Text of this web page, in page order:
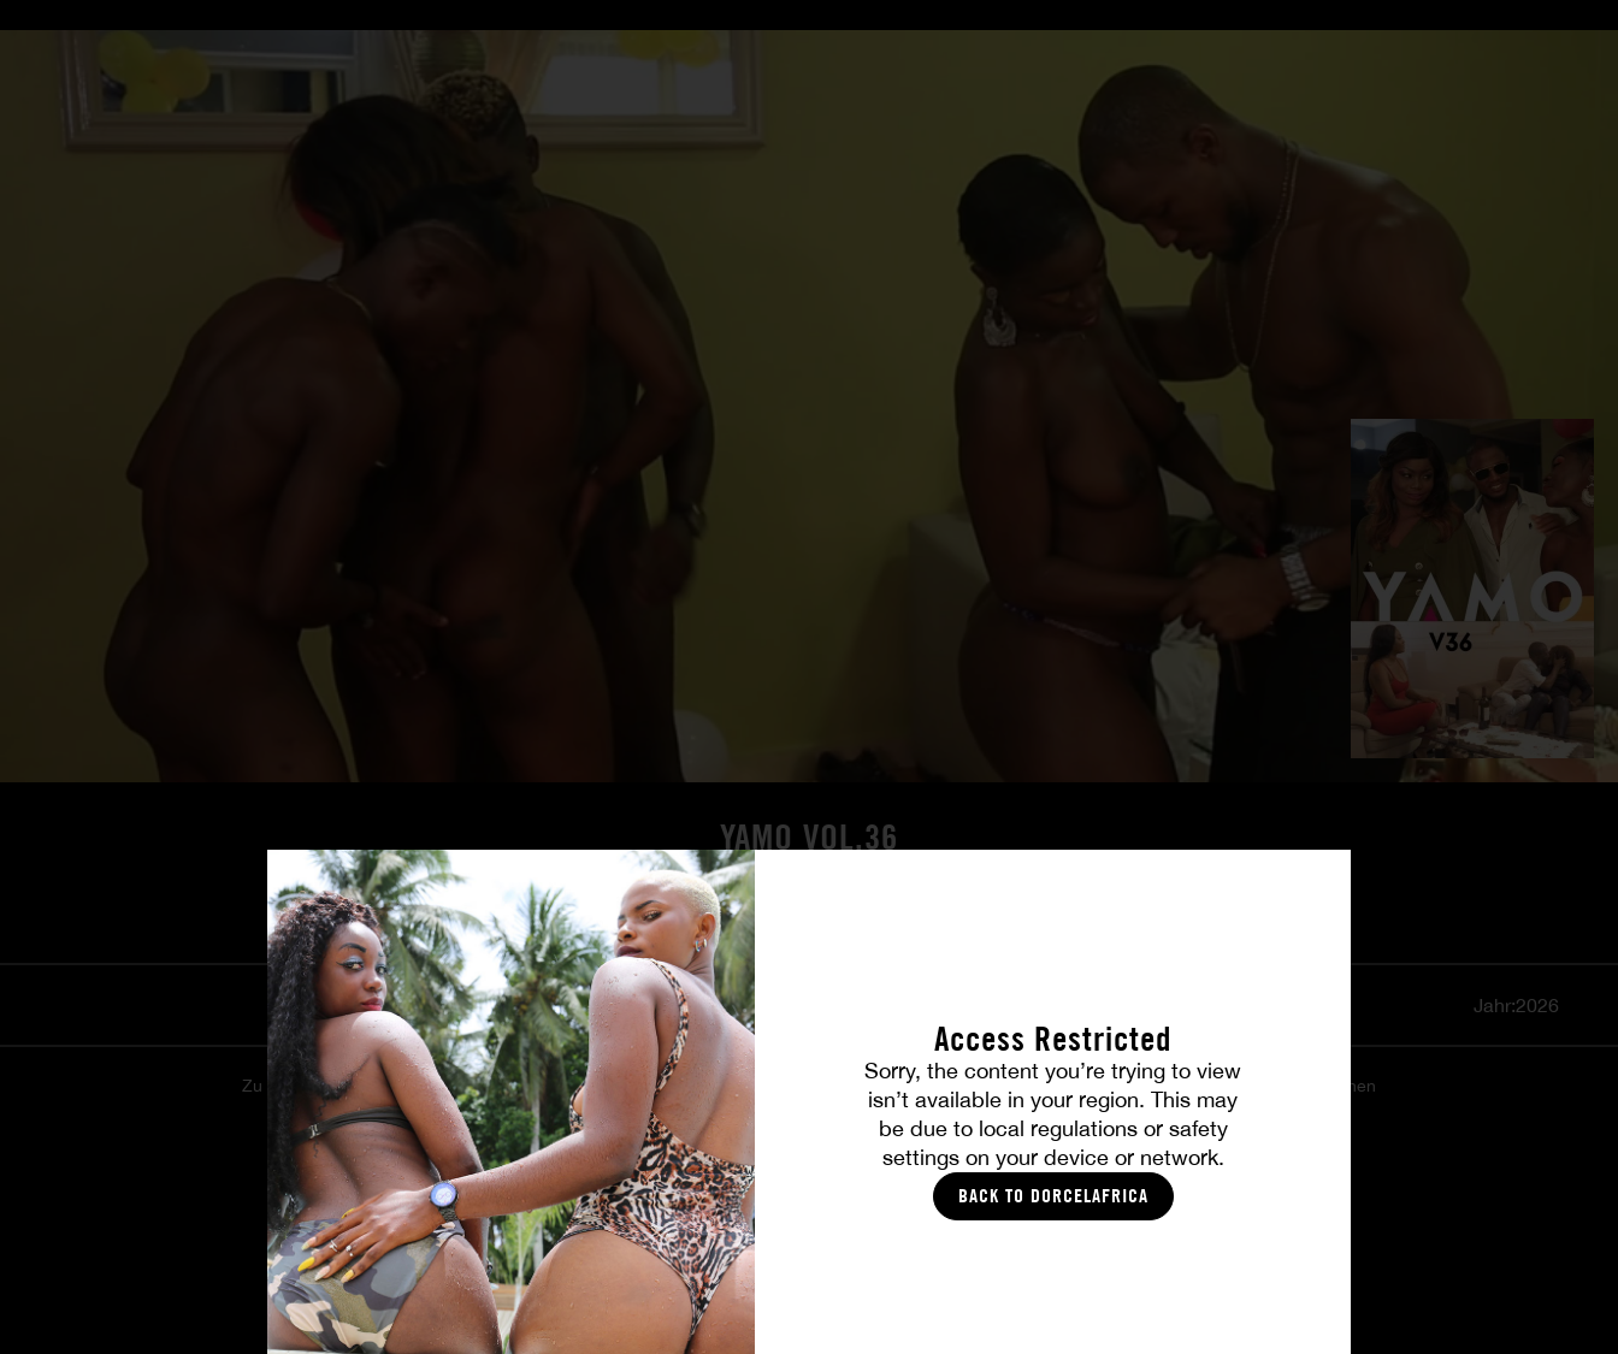
Access Restricted
Sorry, the content you’re trying to view
isn’t available in your region. This may
be due to local regulations or safety
settings on your device or network.
BACK TO DORCELAFRICA
YAMO VOL.36
FILM ANSCHAUEN
Jahr:2026
Zu ihrem Geburtstag haben die Freunde von Michelle beschlossen, ein Fest für sie zu organisieren. Sie wird es ihnen danken, indem sie ihnen einen
explosiven Gangbang für 4 Personen anbietet!
Ihre Mitgliedervorteile